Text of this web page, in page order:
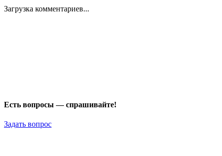
Загрузка комментариев...
Есть вопросы — спрашивайте!
Задать вопрос